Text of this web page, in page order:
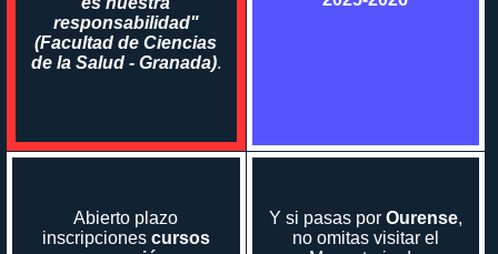
responsabilidad"
(Facultad de Ciencias
de la Salud - Granada).
Abierto plazo
inscripciones cursos
Y si pasas por Ourense,
no omitas visitar el